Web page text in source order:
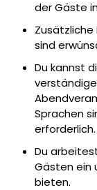
der Gäste
Zusätzliche
sind
Du kannst
Sprachen
erforderlich.
Du
Gästen ein
bieten.